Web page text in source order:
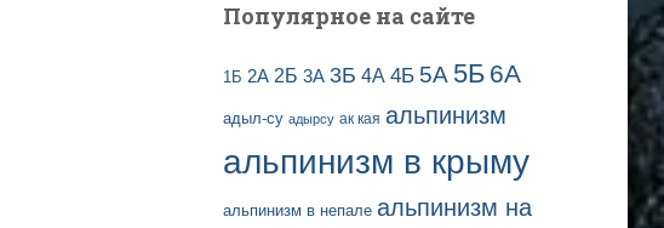
Популярное на сайте
1Б 2А 2Б 3А 3Б 4А 4Б 5А 5Б 6А
адыл-су адырсу ак кая альпинизм
альпинизм в крыму
альпинизм в непале альпинизм на